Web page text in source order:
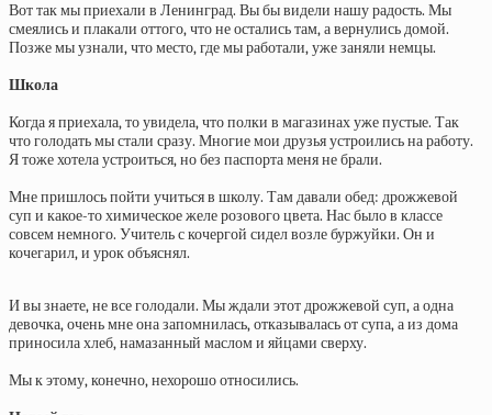
Вот так мы приехали в Ленинград. Вы бы видели нашу радость. Мы
смеялись и плакали оттого, что не остались там, а вернулись домой.
Позже мы узнали, что место, где мы работали, уже заняли немцы.
Школа
Когда я приехала, то увидела, что полки в магазинах уже пустые. Так
что голодать мы стали сразу. Многие мои друзья устроились на работу.
Я тоже хотела устроиться, но без паспорта меня не брали.
Мне пришлось пойти учиться в школу. Там давали обед: дрожжевой
суп и какое-то химическое желе розового цвета. Нас было в классе
совсем немного. Учитель с кочергой сидел возле буржуйки. Он и
кочегарил, и урок объяснял.
И вы знаете, не все голодали. Мы ждали этот дрожжевой суп, а одна
девочка, очень мне она запомнилась, отказывалась от супа, а из дома
приносила хлеб, намазанный маслом и яйцами сверху.
Мы к этому, конечно, нехорошо относились.